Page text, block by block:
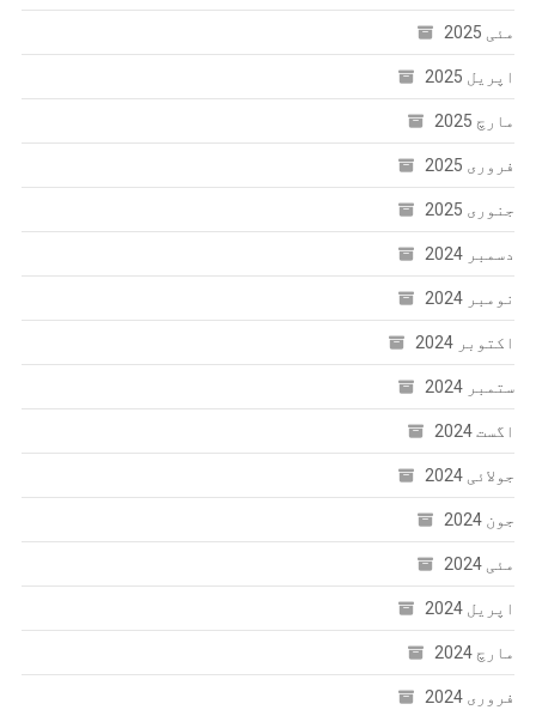
مئی 2025
اپریل 2025
مارچ 2025
فروری 2025
جنوری 2025
دسمبر 2024
نومبر 2024
اکتوبر 2024
ستمبر 2024
اگست 2024
جولائی 2024
جون 2024
مئی 2024
اپریل 2024
مارچ 2024
فروری 2024